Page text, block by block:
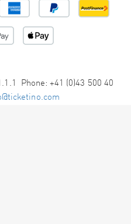
Phone: +41 (0)43 500 40